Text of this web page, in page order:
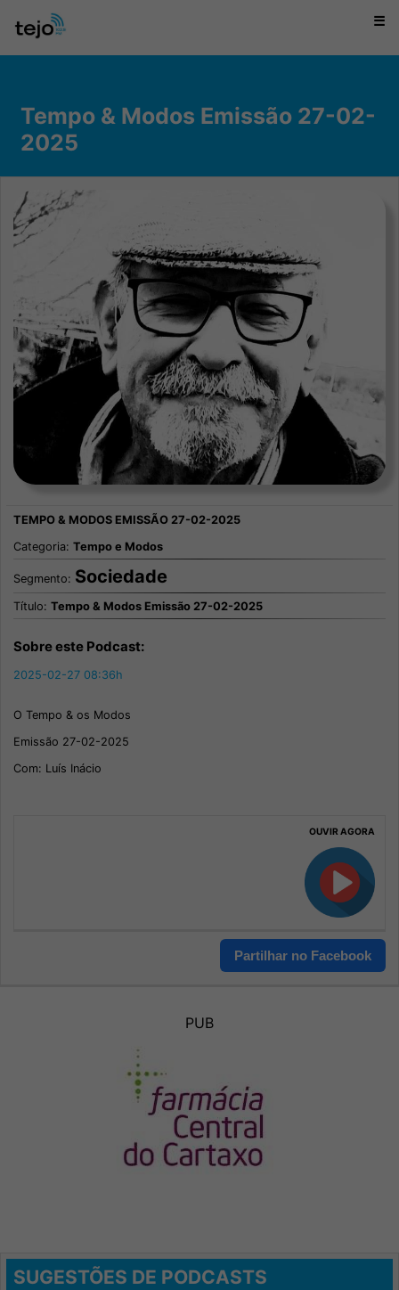
☰
Tempo & Modos Emissão 27-02-
2025
Categoria: Tempo e Modos
Segmento: Sociedade
Título: Tempo & Modos Emissão 27-02-2025
Sobre este Podcast:
2025-02-27 08:36h
O Tempo & os Modos
Emissão 27-02-2025
Com: Luís Inácio
OUVIR AGORA
Partilhar no Facebook
PUB
SUGESTÕES DE PODCASTS